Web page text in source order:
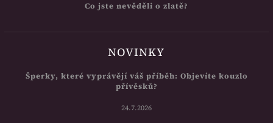
Co jste nevěděli o zlatě?
NOVINKY
Šperky, které vyprávějí váš příběh: Objevíte kouzlo
přívěsků?
24.7.2026